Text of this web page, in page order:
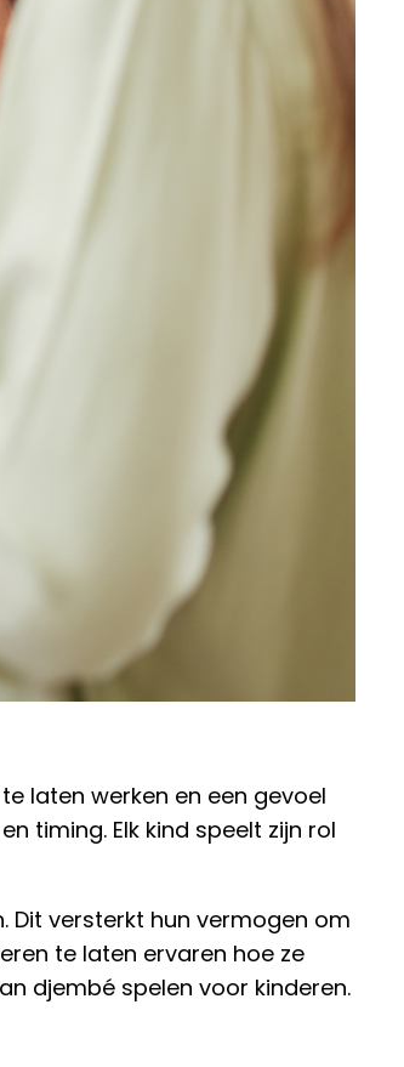
laten werken en een gevoel
timing. Elk kind speelt zijn rol
Dit versterkt hun vermogen om
te laten ervaren hoe ze
djembé spelen voor kinderen.